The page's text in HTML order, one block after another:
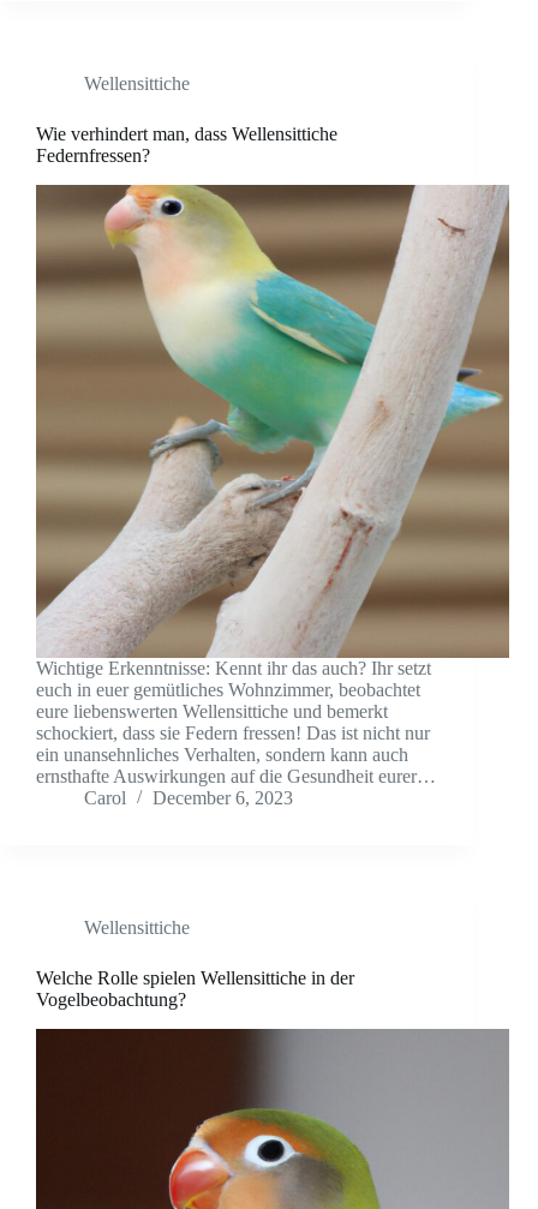
Wellensittiche
Wie verhindert man, dass Wellensittiche
Federnfressen?
Wichtige Erkenntnisse: Kennt ihr das auch? Ihr setzt
euch in euer gemütliches Wohnzimmer, beobachtet
eure liebenswerten Wellensittiche und bemerkt
schockiert, dass sie Federn fressen! Das ist nicht nur
ein unansehnliches Verhalten, sondern kann auch
ernsthafte Auswirkungen auf die Gesundheit eurer…
Carol
December 6, 2023
Wellensittiche
Welche Rolle spielen Wellensittiche in der
Vogelbeobachtung?